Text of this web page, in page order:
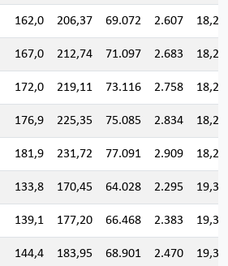
162,0 206,37 69.072 2.607
167,0 212,74 71.097 2.683
172,0 219,11 73.116 2.758
176,9 225,35 75.085 2.834
181,9 231,72 77.091 2.909
133,8 170,45 64.028 2.295
139,1 177,20 66.468 2.383
144,4 183,95 68.901 2.470